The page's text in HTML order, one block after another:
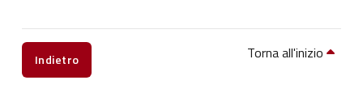
Indietro Torna all'inizio